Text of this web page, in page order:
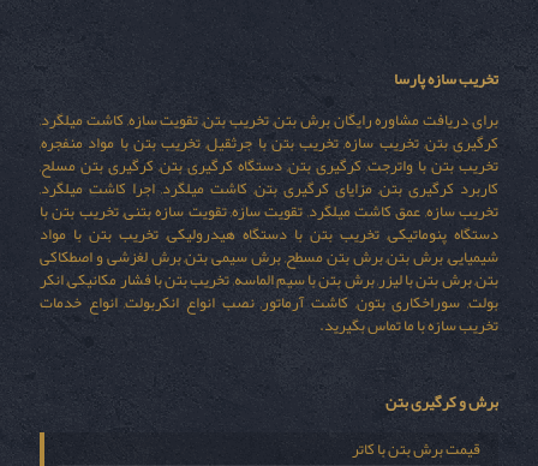
تخریب سازه پارسا
برای دریافت مشاوره رایگان برش بتن, تخریب بتن, تقویت سازه, کاشت میلگرد,
کرگیری بتن, تخریب سازه, تخریب بتن با جرثقیل, تخریب بتن با مواد منفجره,
تخریب بتن با واترجت, کرگیری بتن, دستگاه کرگیری بتن, کرگیری بتن مسلح,
کاربرد کرگیری بتن, مزایای کرگیری بتن, کاشت میلگرد, اجرا کاشت میلگرد,
تخریب سازه, عمق کاشت میلگرد, تقویت سازه, تقویت سازه بتنی, تخریب بتن با
دستگاه پنوماتیکی, تخریب بتن با دستگاه هیدرولیکی, تخریب بتن با مواد
شیمیایی, برش بتن, برش بتن مسطح, برش سیمی بتن, برش لغزشی و اصطکاکی
بتن, برش بتن با لیزر, برش بتن با سیم الماسه, تخریب بتن با فشار مکانیکی, انکر
بولت, سوراخکاری بتون, کاشت آرماتور, نصب انواع انکربولت, انواع خدمات
تخریب سازه با ما تماس بگیرید.
برش و کرگیری بتن
قیمت برش بتن با کاتر